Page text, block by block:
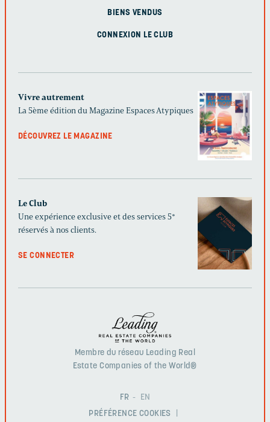
BIENS VENDUS
CONNEXION LE CLUB
Vivre autrement
La 5ème édition du Magazine Espaces Atypiques
DÉCOUVREZ LE MAGAZINE
Le Club
Une expérience exclusive et des services 5*
réservés à nos clients.
SE CONNECTER
Membre du réseau Leading Real
Estate Companies of the World®
FR
EN
PRÉFÉRENCE COOKIES